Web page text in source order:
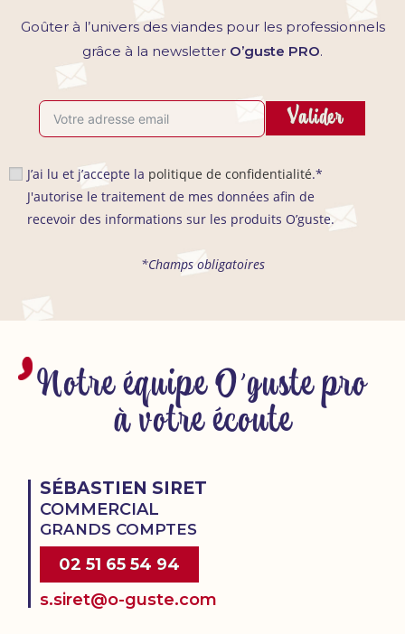
Goûter à l’univers des viandes pour les professionnels
grâce à la newsletter O’guste PRO.
Valider
J’ai lu et j’accepte la politique de confidentialité.*
J'autorise le traitement de mes données afin de
recevoir des informations sur les produits O’guste.
*Champs obligatoires
Notre équipe O'guste pro
à votre écoute
SÉBASTIEN SIRET
COMMERCIAL
GRANDS COMPTES
02 51 65 54 94
s.siret@o-guste.com